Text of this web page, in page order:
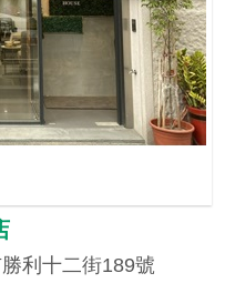
利十二街189號